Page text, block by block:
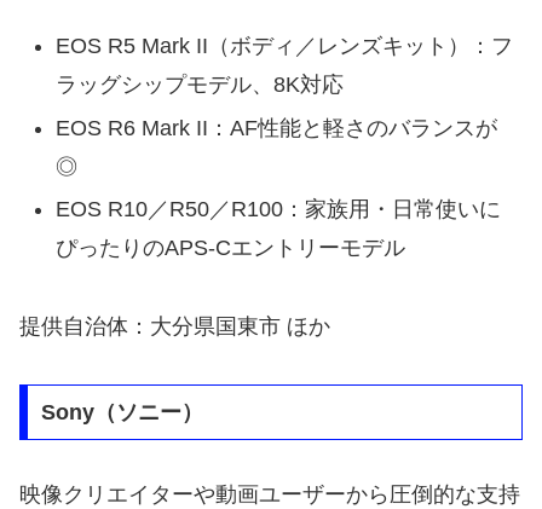
EOS R5 Mark II（ボディ／レンズキット）：フ
ラッグシップモデル、8K対応
EOS R6 Mark II：AF性能と軽さのバランスが
◎
EOS R10／R50／R100：家族用・日常使いに
ぴったりのAPS-Cエントリーモデル
提供自治体：大分県国東市 ほか
Sony（ソニー）
映像クリエイターや動画ユーザーから圧倒的な支持